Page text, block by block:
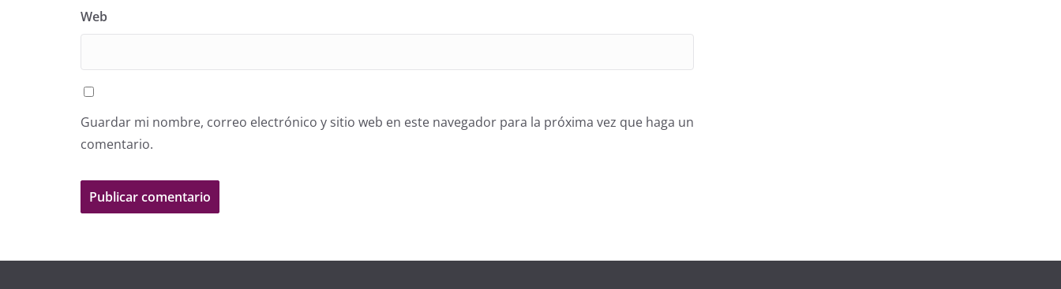
Web
Guardar mi nombre, correo electrónico y sitio web en este navegador para la próxima vez que haga un
comentario.